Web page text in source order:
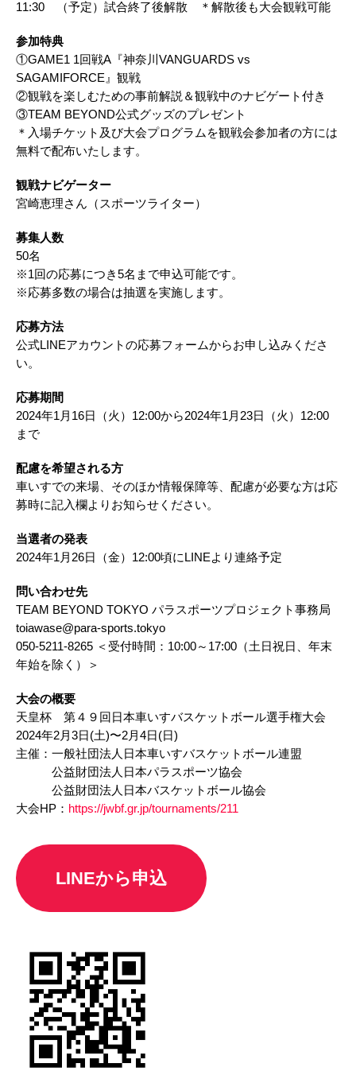
11:30 （予定）試合終了後解散 ＊解散後も大会観戦可能
参加特典​
①GAME1 1回戦A『神奈川VANGUARDS vs
SAGAMIFORCE』観戦
②観戦を楽しむための事前解説＆観戦中のナビゲート付き
③TEAM BEYOND公式グッズのプレゼント
＊入場チケット及び大会プログラムを観戦会参加者の方には
無料で配布いたします。
観戦ナビゲーター
宮崎恵理さん（スポーツライター）
募集人数​
50名
※1回の応募につき5名まで申込可能です。
※応募多数の場合は抽選を実施します。
応募方法​
公式LINEアカウントの応募フォームからお申し込みくださ
い。
応募期間​
2024年1月16日（火）12:00から2024年1月23日（火）12:00
まで
配慮を希望される方
車いすでの来場、そのほか情報保障等、配慮が必要な方は応
募時に記入欄よりお知らせください。
​当選者の発表​
2024年1月26日（金）12:00頃にLINEより連絡予定
問い合わせ先​
TEAM BEYOND TOKYO パラスポーツプロジェクト事務局​
toiawase@para-sports.tokyo​
050-5211-8265 ＜受付時間：10:00～17:00（土日祝日、年末
年始を除く）＞
大会の概要
天皇杯 第４９回日本車いすバスケットボール選手権大会
2024年2月3日(土)〜2月4日(日)
​主催：一般社団法人日本車いすバスケットボール連盟
公益財団法人日本パラスポーツ協会
公益財団法人日本バスケットボール協会
大会HP： https://jwbf.gr.jp/tournaments/211
LINEから申込